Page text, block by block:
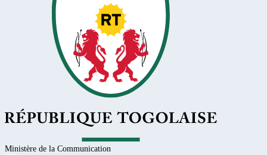
Ministère de la Communication